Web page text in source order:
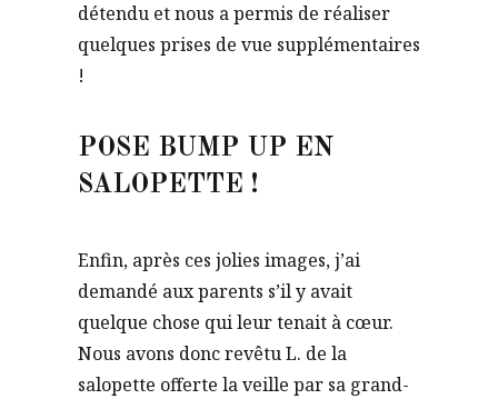
détendu et nous a permis de réaliser
quelques prises de vue supplémentaires
!
POSE BUMP UP EN
SALOPETTE !
Enfin, après ces jolies images, j’ai
demandé aux parents s’il y avait
quelque chose qui leur tenait à cœur.
Nous avons donc revêtu L. de la
salopette offerte la veille par sa grand-